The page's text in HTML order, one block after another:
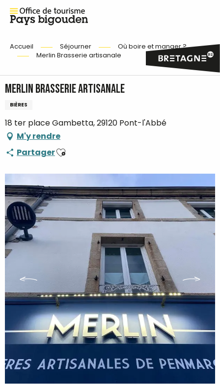
Accueil Séjourner
Où boire et manger ?
Merlin Brasserie artisanale
Merlin Brasserie artisanale
BIÈRES
18 ter place Gambetta, 29120 Pont-l'Abbé
M'y rendre
PartagerAjouter aux favoris